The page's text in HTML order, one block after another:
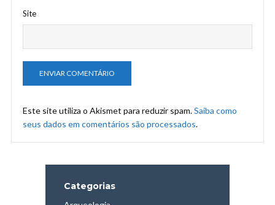
Site
Este site utiliza o Akismet para reduzir spam.Saiba como
seus dados em comentários são processados.
Categorias